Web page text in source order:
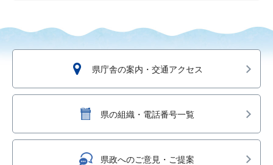
県庁舎の案内・交通アクセス
県の組織・電話番号一覧
県政へのご意見・ご提案